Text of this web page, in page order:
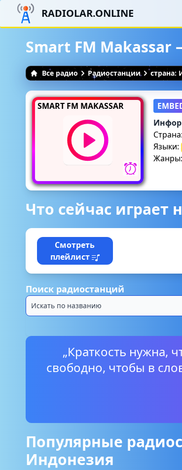
RADIOLAR.ONLINE
Smart FM
Все радио Радиостанции страна:
SMART FM MAKASSAR
Страна:
Языки:
Жанры:
Что сейчас играет
Смотреть
плейлист
Поиск радиостанций
„Краткость нужна,
свободно, чтобы в
Популярные
Индонезия